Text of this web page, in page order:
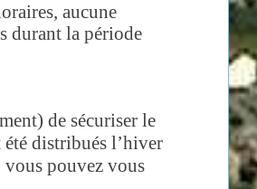
aucune
durant la période
de sécuriser le
été distribués l’hiver
vous pouvez vous